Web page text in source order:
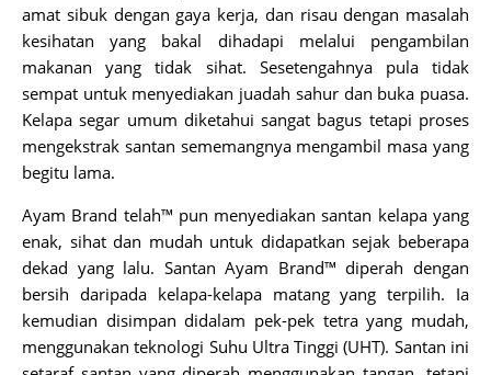
amat sibuk dengan gaya kerja, dan risau dengan masalah
kesihatan yang bakal dihadapi melalui pengambilan
makanan yang tidak sihat. Sesetengahnya pula tidak
sempat untuk menyediakan juadah sahur dan buka puasa.
Kelapa segar umum diketahui sangat bagus tetapi proses
mengekstrak santan sememangnya mengambil masa yang
begitu lama.
Ayam Brand telah™ pun menyediakan santan kelapa yang
enak, sihat dan mudah untuk didapatkan sejak beberapa
dekad yang lalu. Santan Ayam Brand™ diperah dengan
bersih daripada kelapa-kelapa matang yang terpilih. Ia
kemudian disimpan didalam pek-pek tetra yang mudah,
menggunakan teknologi Suhu Ultra Tinggi (UHT). Santan ini